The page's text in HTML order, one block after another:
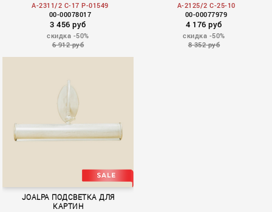
A-2311/2 C-17 P-01549
00-00078017
3 456 руб
скидка -50%
6 912 руб
A-2125/2 C-25-10
00-00077979
4 176 руб
скидка -50%
8 352 руб
JOALPA ПОДСВЕТКА ДЛЯ
КАРТИН